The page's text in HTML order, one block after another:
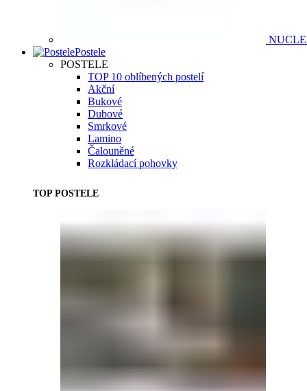
Postele
POSTELE
TOP 10 oblíbených postelí
Akční
Bukové
Dubové
Smrkové
Lamino
Čalouněné
Rozkládací pohovky
TOP POSTELE